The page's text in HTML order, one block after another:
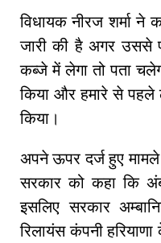
विधायक नीरज शर्मा ने
जारी की है अगर उससे
कब्जे में लेगा तो पता
किया और हमारे से पहले
किया।
अपने ऊपर दर्ज हुए
सरकार को कहा कि
इसलिए सरकार
रिलायंस कंपनी